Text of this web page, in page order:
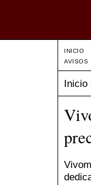
INICIO
AVISOS
Inicio